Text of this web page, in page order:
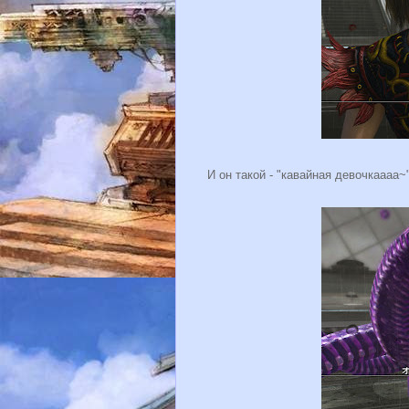
И он такой - "кавайная